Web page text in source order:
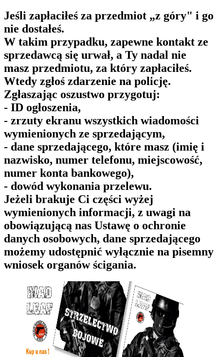
Jeśli zapłaciłeś za przedmiot „z góry" i go
nie dostałeś.
W takim przypadku, zapewne kontakt ze
sprzedawcą się urwał, a Ty nadal nie
masz przedmiotu, za który zapłaciłeś.
Wtedy zgłoś zdarzenie na policję.
Zgłaszając oszustwo przygotuj:
- ID ogłoszenia,
- zrzuty ekranu wszystkich wiadomości
wymienionych ze sprzedającym,
- dane sprzedającego, które masz (imię i
nazwisko, numer telefonu, miejscowość,
numer konta bankowego),
- dowód wykonania przelewu.
Jeżeli brakuje Ci części wyżej
wymienionych informacji, z uwagi na
obowiązującą nas Ustawę o ochronie
danych osobowych, dane sprzedającego
możemy udostępnić wyłącznie na pisemny
wniosek organów ścigania.